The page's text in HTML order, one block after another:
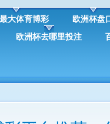
大体育博彩 欧洲杯盘
欧洲杯去哪里投注